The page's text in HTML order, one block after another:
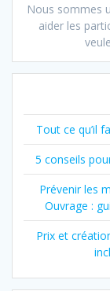
Nous sommes
aider les
Tout ce qu’il
5 conseils
Prévenir les
Ouvrage :
Prix et